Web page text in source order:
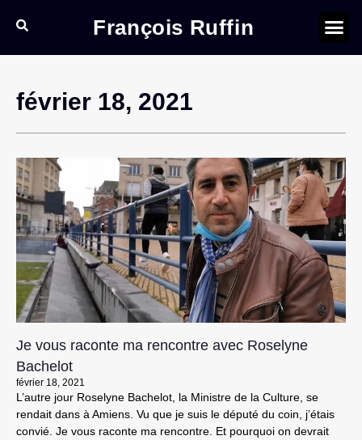
François Ruffin
février 18, 2021
Je vous raconte ma rencontre avec Roselyne
Bachelot
février 18, 2021
L’autre jour Roselyne Bachelot, la Ministre de la Culture, se
rendait dans à Amiens. Vu que je suis le député du coin, j’étais
convié. Je vous raconte ma rencontre. Et pourquoi on devrait